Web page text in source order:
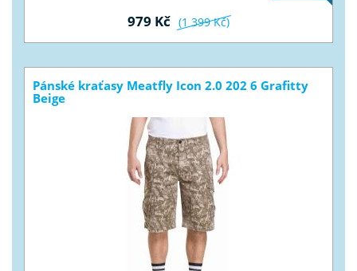
979 Kč (1 399 Kč)
Pánské kraťasy Meatfly Icon 2.0 202 6 Grafitty
Beige